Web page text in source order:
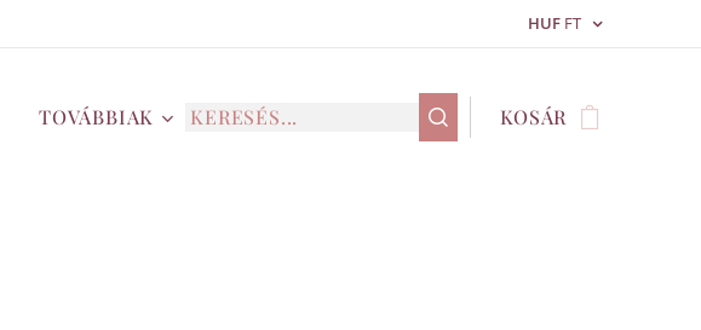
HUF FT
TOVÁBBIAK KOSÁR